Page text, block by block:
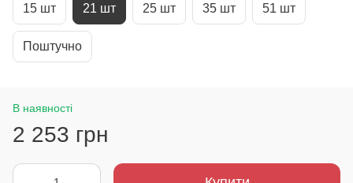
15 шт 21 шт 25 шт 35 шт 51 шт
Поштучно
В наявності
2 253 грн